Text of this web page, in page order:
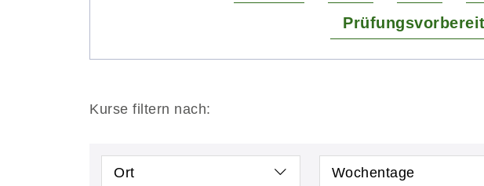
Kurse filtern nach:
Ort Wochentage